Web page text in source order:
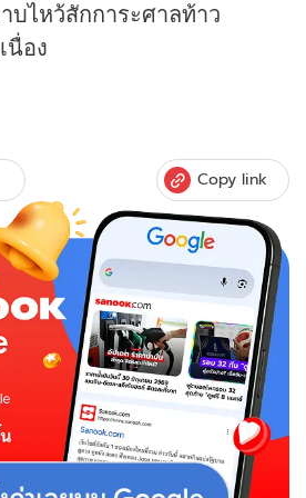
บไหว้สักการะศาลท้าว
นื่อง
Copy link